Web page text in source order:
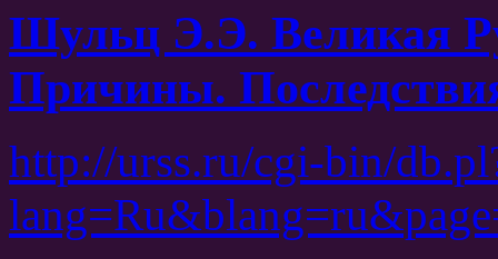
Шульц Э.Э. Великая
Причины.
http://urss.ru/cgi-bin/